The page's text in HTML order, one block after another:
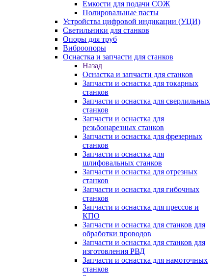
Емкости для подачи СОЖ
Полировальные пасты
Устройства цифровой индикации (УЦИ)
Светильники для станков
Опоры для труб
Виброопоры
Оснастка и запчасти для станков
Назад
Оснастка и запчасти для станков
Запчасти и оснастка для токарных
станков
Запчасти и оснастка для сверлильных
станков
Запчасти и оснастка для
резьбонарезных станков
Запчасти и оснастка для фрезерных
станков
Запчасти и оснастка для
шлифовальных станков
Запчасти и оснастка для отрезных
станков
Запчасти и оснастка для гибочных
станков
Запчасти и оснастка для прессов и
КПО
Запчасти и оснастка для станков для
обработки проводов
Запчасти и оснастка для станков для
изготовления РВД
Запчасти и оснастка для намоточных
станков